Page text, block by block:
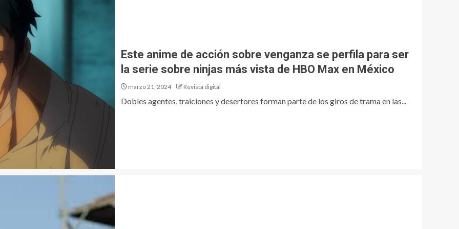
Este anime de acción sobre venganza se perfila para ser
la serie sobre ninjas más vista de HBO Max en México
marzo 21, 2024 Revista digital
Dobles agentes, traiciones y desertores forman parte de los giros de trama en las...